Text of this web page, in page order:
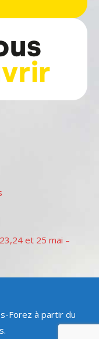
et 25 mai –
Forez à partir du